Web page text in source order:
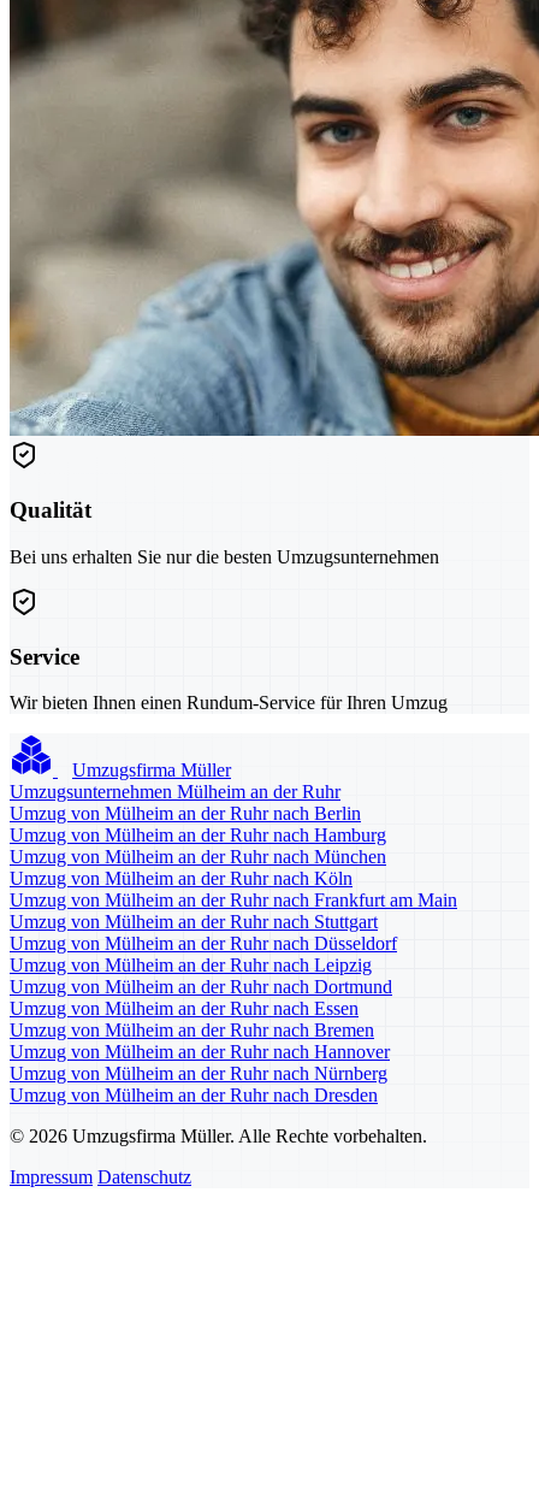
Qualität
Bei uns erhalten Sie nur die besten Umzugsunternehmen
Service
Wir bieten Ihnen einen Rundum-Service für Ihren Umzug
Umzugsfirma Müller
Umzugsunternehmen Mülheim an der Ruhr
Umzug von Mülheim an der Ruhr nach Berlin
Umzug von Mülheim an der Ruhr nach Hamburg
Umzug von Mülheim an der Ruhr nach München
Umzug von Mülheim an der Ruhr nach Köln
Umzug von Mülheim an der Ruhr nach Frankfurt am Main
Umzug von Mülheim an der Ruhr nach Stuttgart
Umzug von Mülheim an der Ruhr nach Düsseldorf
Umzug von Mülheim an der Ruhr nach Leipzig
Umzug von Mülheim an der Ruhr nach Dortmund
Umzug von Mülheim an der Ruhr nach Essen
Umzug von Mülheim an der Ruhr nach Bremen
Umzug von Mülheim an der Ruhr nach Hannover
Umzug von Mülheim an der Ruhr nach Nürnberg
Umzug von Mülheim an der Ruhr nach Dresden
© 2026 Umzugsfirma Müller. Alle Rechte vorbehalten.
Impressum Datenschutz